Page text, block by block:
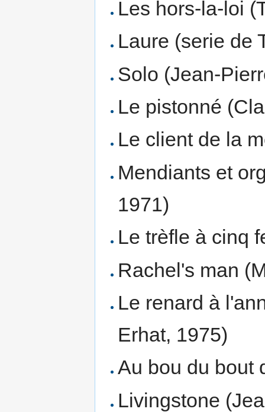
Les hors-la-loi
Laure (serie de
Solo (Jean-
Le pistonné
Le client de la
Mendiants et
1971)
Le trèfle à cinq
Rachel's man
Le renard à
Erhat, 1975)
Au bou du bout
Livingstone